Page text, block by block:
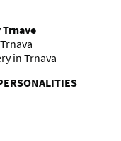
in Trnava